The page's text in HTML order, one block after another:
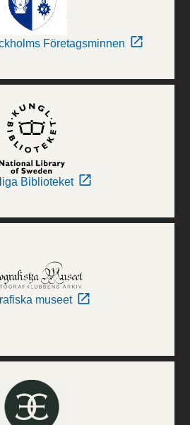
Företagsminnen
Biblioteket
museet